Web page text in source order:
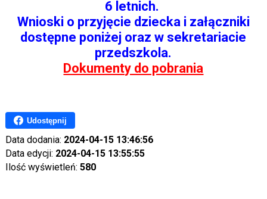
6 letnich.
Wnioski o przyjęcie dziecka i załączniki
dostępne poniżej oraz w sekretariacie
przedszkola.
Dokumenty do pobrania
Udostępnij
Data dodania: 2024-04-15 13:46:56
Data edycji: 2024-04-15 13:55:55
Ilość wyświetleń: 580